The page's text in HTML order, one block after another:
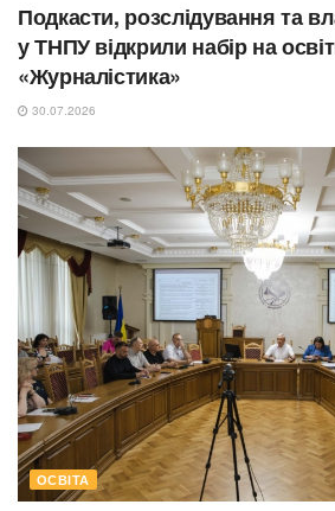
Подкасти, розслідування та
у ТНПУ відкрили набір на
«Журналістика»
30.07.2026
ОСВІТА